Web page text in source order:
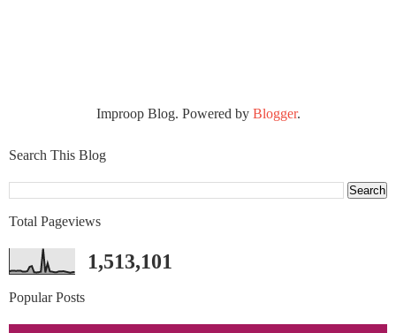
Improop Blog. Powered by Blogger.
Search This Blog
Total Pageviews
1,513,101
Popular Posts